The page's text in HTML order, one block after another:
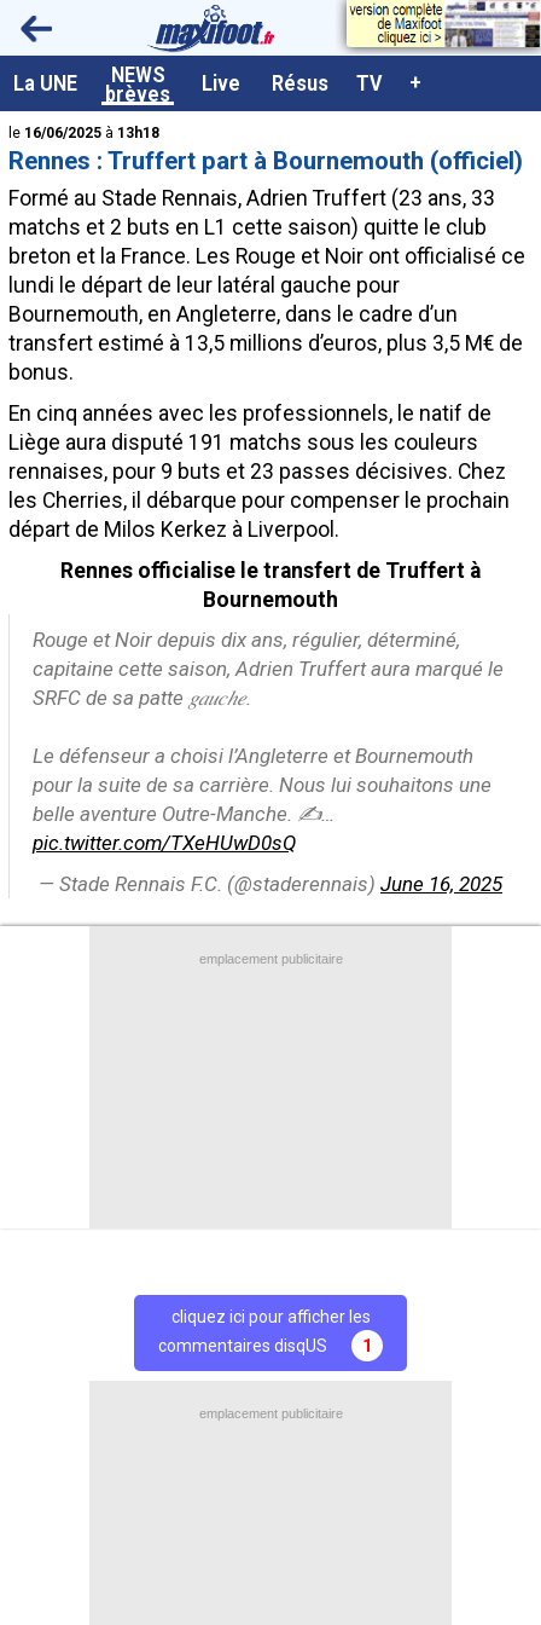
La UNE NEWS
brèves Live Résus TV +
<
le 16/06/2025 à 13h18
Rennes : Truffert part à Bournemouth (officiel)
Formé au Stade Rennais, Adrien Truffert (23 ans, 33
matchs et 2 buts en L1 cette saison) quitte le club
breton et la France. Les Rouge et Noir ont officialisé ce
lundi le départ de leur latéral gauche pour
Bournemouth, en Angleterre, dans le cadre d’un
transfert estimé à 13,5 millions d’euros, plus 3,5 M€ de
bonus.
En cinq années avec les professionnels, le natif de
Liège aura disputé 191 matchs sous les couleurs
rennaises, pour 9 buts et 23 passes décisives. Chez
les Cherries, il débarque pour compenser le prochain
départ de Milos Kerkez à Liverpool.
Rennes officialise le transfert de Truffert à
Bournemouth
Rouge et Noir depuis dix ans, régulier, déterminé,
capitaine cette saison, Adrien Truffert aura marqué le
SRFC de sa patte 𝑔𝑎𝑢𝑐ℎ𝑒.
Le défenseur a choisi l’Angleterre et Bournemouth
pour la suite de sa carrière. Nous lui souhaitons une
belle aventure Outre-Manche. ✍️…
pic.twitter.com/TXeHUwD0sQ
— Stade Rennais F.C. (@staderennais) June 16, 2025
emplacement publicitaire
cliquez ici pour afficher les
commentaires disqUS
1
emplacement publicitaire
A la UNE
Dernières brèves
Live / Matchs en direct
Résultats et Classements
Class. buteurs européens
Programme TV foot
Vidéos
Tableau transferts L1
Taille de la police
Paramètrages / Options
Contact / Signaler un bug
Mentions légales
site web Maxifoot.fr